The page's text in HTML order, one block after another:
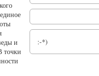
и
точки
:-*)